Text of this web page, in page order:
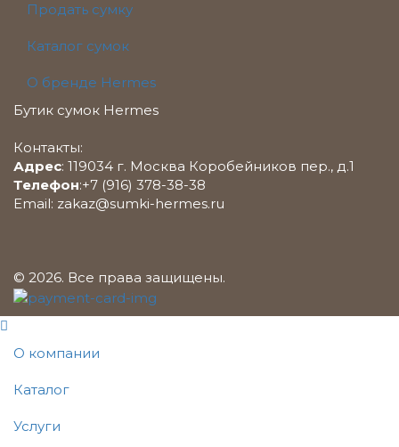
Продать сумку
Каталог сумок
О бренде Hermes
Бутик сумок Hermes
Контакты:
Адрес: 119034 г. Москва Коробейников пер., д.1
Телефон:+7 (916) 378-38-38
Email: zakaz@sumki-hermes.ru
© 2026. Все права защищены.
О компании
Каталог
Услуги